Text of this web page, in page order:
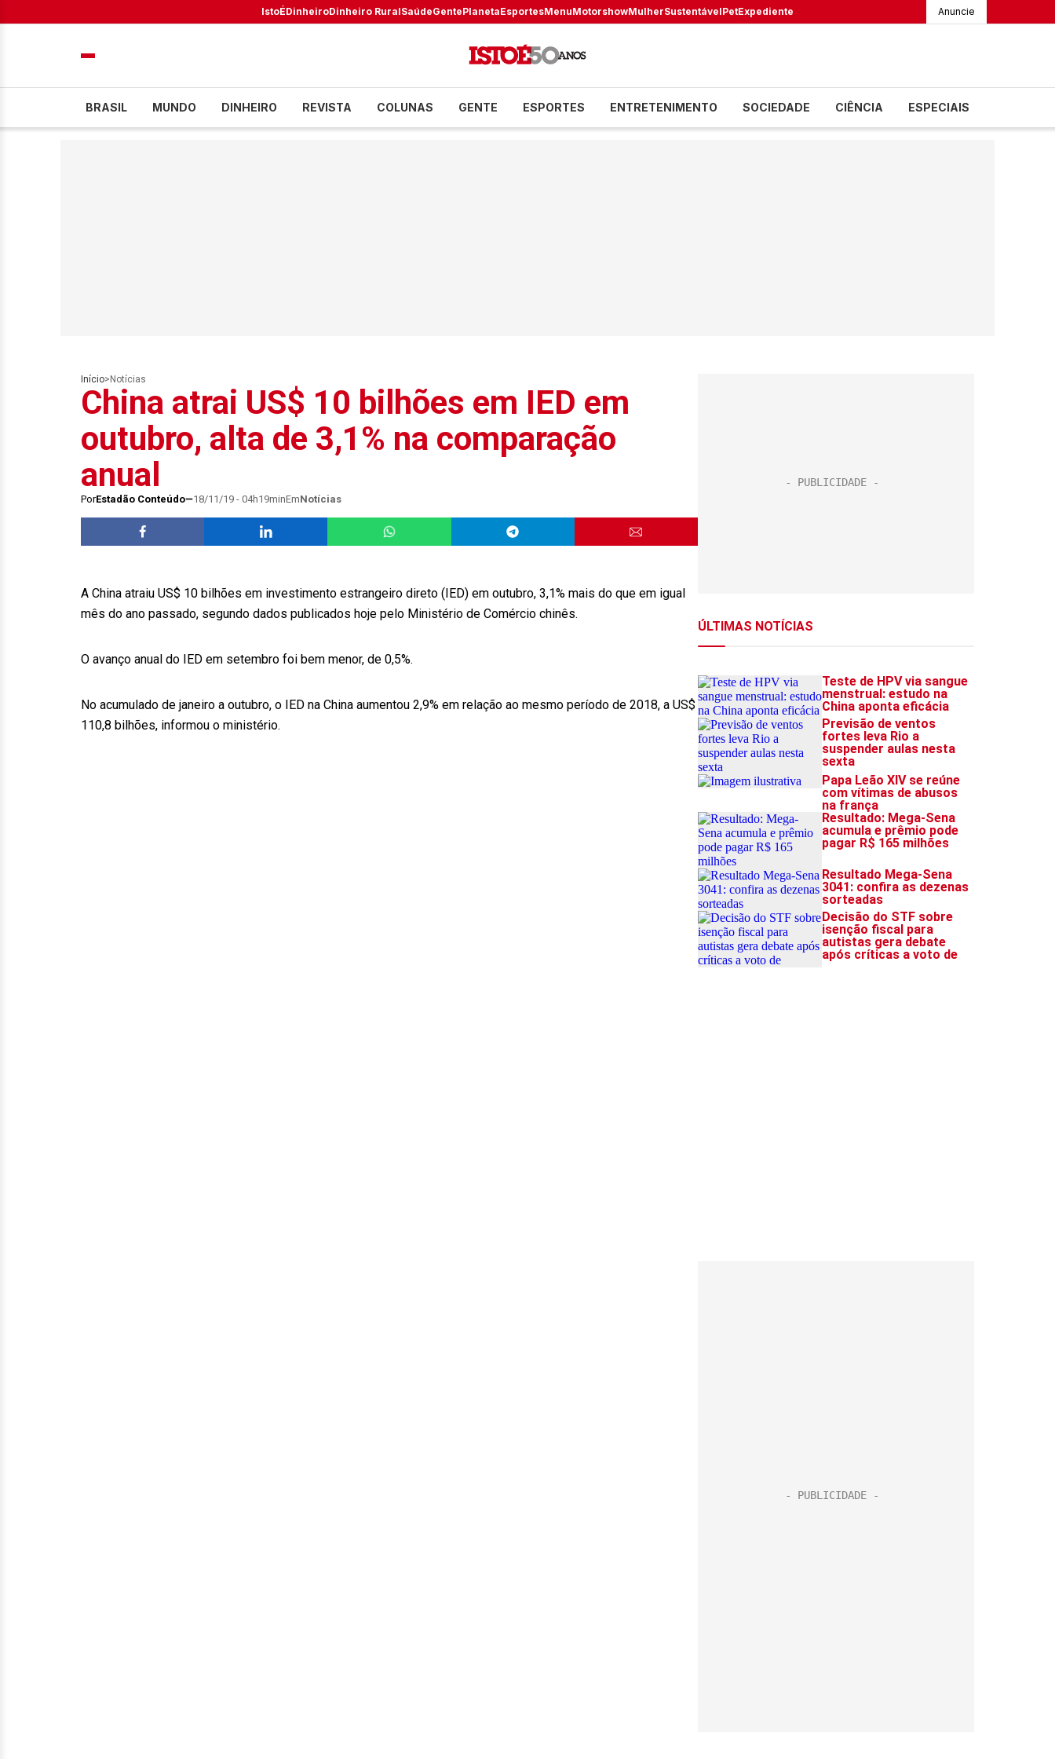
IstoÉDinheiroDinheiro RuralSaúdeGentePlanetaEsportesMenuMotorshowMulherSustentávelPetExpediente Anuncie
BRASIL MUNDO DINHEIRO REVISTA COLUNAS GENTE ESPORTES ENTRETENIMENTO SOCIEDADE CIÊNCIA ESPECIAIS
Início> Notícias
China atrai US$ 10 bilhões em IED em
outubro, alta de 3,1% na comparação
anual
PorEstadão Conteúdo 18/11/19 - 04h19minEmNotícias
A China atraiu US$ 10 bilhões em investimento estrangeiro direto (IED) em outubro, 3,1% mais do que em igual
mês do ano passado, segundo dados publicados hoje pelo Ministério de Comércio chinês.
O avanço anual do IED em setembro foi bem menor, de 0,5%.
No acumulado de janeiro a outubro, o IED na China aumentou 2,9% em relação ao mesmo período de 2018, a US$
110,8 bilhões, informou o ministério.